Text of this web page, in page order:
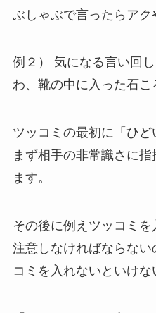
ぶしゃぶで言ったらアク
例２） 気になる言い回
わ、靴の中に入った石こ
ツッコミの最初に「ひ
まず相手の非常識さに
ます。
その後に例えツッコミを
注意しなければならない
コミを入れないといけな